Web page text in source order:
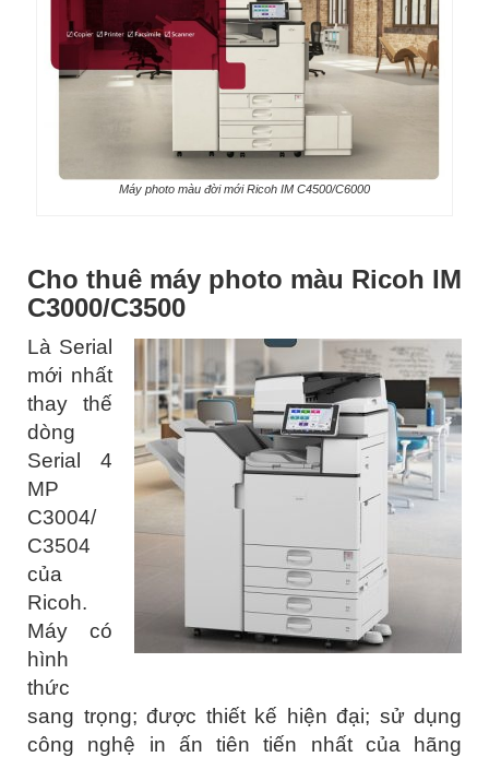
Máy photo màu đời mới Ricoh IM C4500/C6000
Cho thuê máy photo màu Ricoh IM
C3000/C3500
Là Serial
mới nhất
thay thế
dòng
Serial 4
MP
C3004/
C3504
của
Ricoh.
Máy có
hình
thức
sang trọng; được thiết kế hiện đại; sử dụng
công nghệ in ấn tiên tiến nhất của hãng